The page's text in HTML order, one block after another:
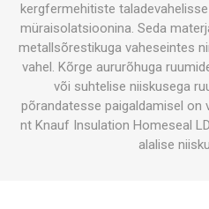
kergfermehitiste
müraisolatsioonina. Seda
metallsõrestikuga vaheseintes
vahel. Kõrge aururõhuga
või suhtelise niiskusega
põrandatesse paigaldamisel on
nt Knauf Insulation Homeseal
alalise